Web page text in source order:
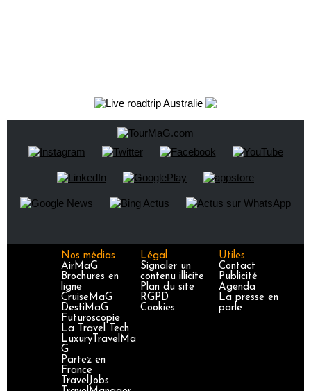
Nos médias
AirMaG
Brochures en
ligne
CruiseMaG
DestiMaG
Futuroscopie
La Travel Tech
LuxuryTravelMa
G
Partez en
France
TravelJobs
Légal
Signaler un
contenu illicite
Plan du site
RGPD
Cookies
Utiles
Contact
Publicité
Agenda
La presse en
parle